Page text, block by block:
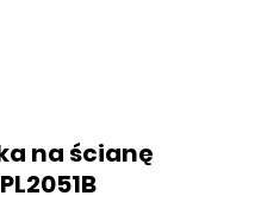
na ścianę